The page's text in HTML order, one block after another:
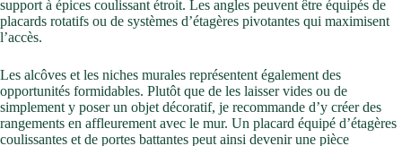
support à épices coulissant étroit. Les angles peuvent être équipés de
placards rotatifs ou de systèmes d’étagères pivotantes qui maximisent
l’accès.
Les alcôves et les niches murales représentent également des
opportunités formidables. Plutôt que de les laisser vides ou de
simplement y poser un objet décoratif, je recommande d’y créer des
rangements en affleurement avec le mur. Un placard équipé d’étagères
coulissantes et de portes battantes peut ainsi devenir une pièce